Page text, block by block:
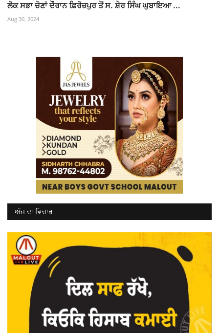
ਲੋਕ ਸਭਾ ਚੋਣਾਂ ਦੌਰਾਨ ਫ਼ਿਰੋਜ਼ਪੁਰ ਤੋਂ ਸ. ਸ਼ੇਰ ਸਿੰਘ ਘੁਬਾਇਆ ...
Aug 30, 2024
ਅੱਜ ਦਾ ਵਿਚਾਰ